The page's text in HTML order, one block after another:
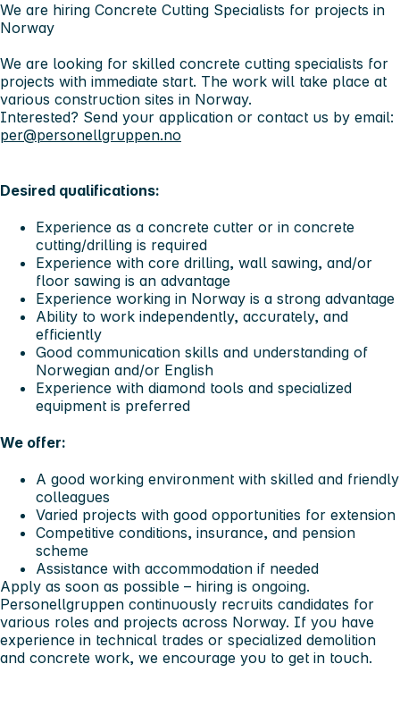
We are hiring Concrete Cutting Specialists for projects in
Norway
We are looking for skilled concrete cutting specialists for
projects with immediate start. The work will take place at
various construction sites in Norway.
Interested? Send your application or contact us by email:
per@personellgruppen.no
Desired qualifications:
Experience as a concrete cutter or in concrete
cutting/drilling is required
Experience with core drilling, wall sawing, and/or
floor sawing is an advantage
Experience working in Norway is a strong advantage
Ability to work independently, accurately, and
efficiently
Good communication skills and understanding of
Norwegian and/or English
Experience with diamond tools and specialized
equipment is preferred
We offer:
A good working environment with skilled and friendly
colleagues
Varied projects with good opportunities for extension
Competitive conditions, insurance, and pension
scheme
Assistance with accommodation if needed
Apply as soon as possible – hiring is ongoing.
Personellgruppen continuously recruits candidates for
various roles and projects across Norway. If you have
experience in technical trades or specialized demolition
and concrete work, we encourage you to get in touch.